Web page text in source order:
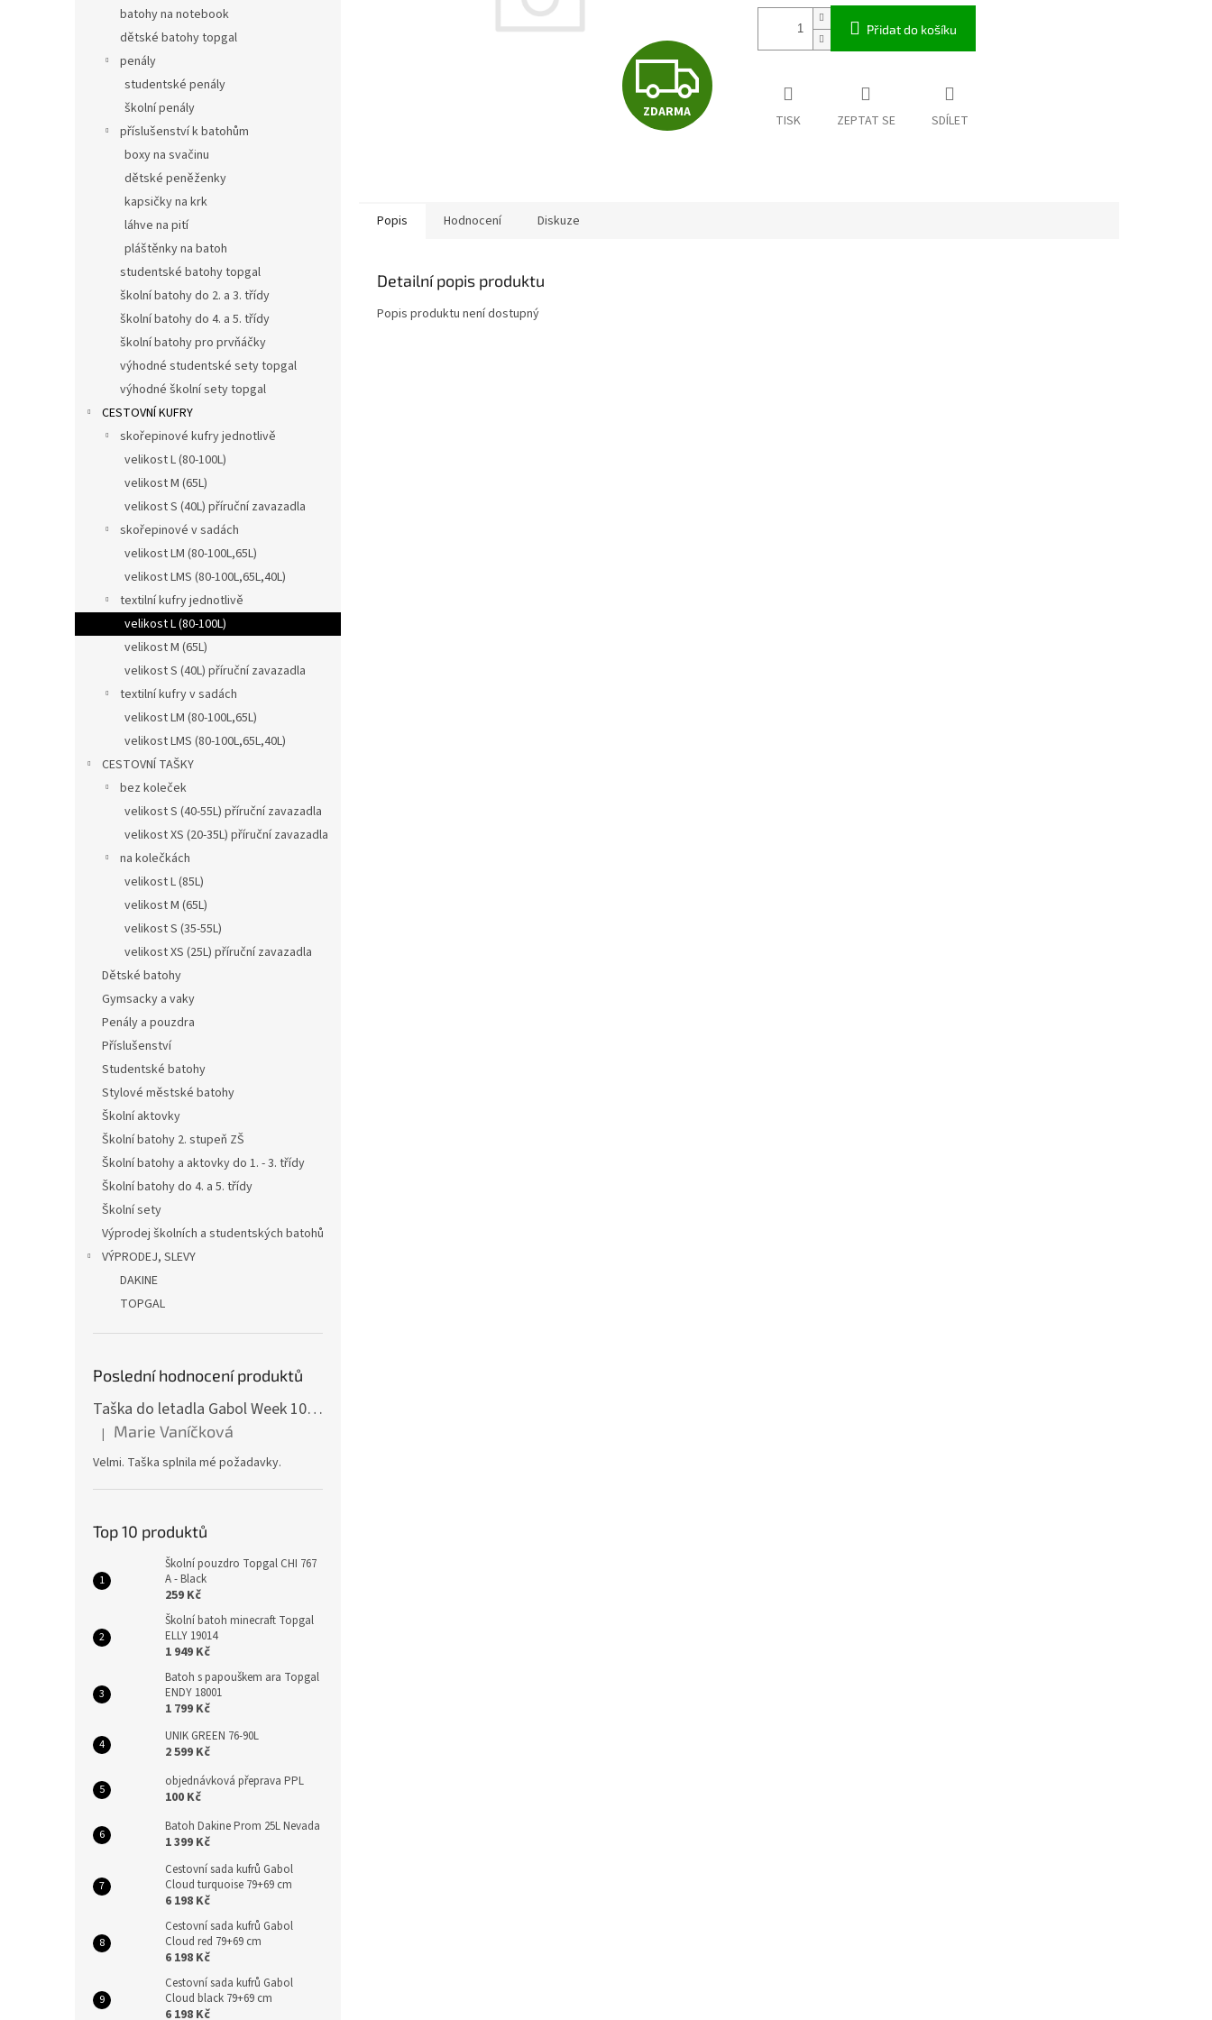
batohy na notebook
dětské batohy topgal
penály
studentské penály
školní penály
příslušenství k batohům
boxy na svačinu
dětské peněženky
kapsičky na krk
láhve na pití
pláštěnky na batoh
studentské batohy topgal
školní batohy do 2. a 3. třídy
školní batohy do 4. a 5. třídy
školní batohy pro prvňáčky
výhodné studentské sety topgal
výhodné školní sety topgal
CESTOVNÍ KUFRY
skořepinové kufry jednotlivě
velikost L (80-100L)
velikost M (65L)
velikost S (40L) příruční zavazadla
skořepinové v sadách
velikost LM (80-100L,65L)
velikost LMS (80-100L,65L,40L)
textilní kufry jednotlivě
velikost L (80-100L)
velikost M (65L)
velikost S (40L) příruční zavazadla
textilní kufry v sadách
velikost LM (80-100L,65L)
velikost LMS (80-100L,65L,40L)
CESTOVNÍ TAŠKY
bez koleček
velikost S (40-55L) příruční zavazadla
velikost XS (20-35L) příruční zavazadla
na kolečkách
velikost L (85L)
velikost M (65L)
velikost S (35-55L)
velikost XS (25L) příruční zavazadla
Dětské batohy
Gymsacky a vaky
Penály a pouzdra
Příslušenství
Studentské batohy
Stylové městské batohy
Školní aktovky
Školní batohy 2. stupeň ZŠ
Školní batohy a aktovky do 1. - 3. třídy
Školní batohy do 4. a 5. třídy
Školní sety
Výprodej školních a studentských batohů
VÝPRODEJ, SLEVY
DAKINE
TOPGAL
Poslední hodnocení produktů
Taška do letadla Gabol Week 100510 red
Hodnocení produktu je 5 z 5 hvězdiček.
| Marie Vaníčková
Velmi. Taška splnila mé požadavky.
Top 10 produktů
Školní pouzdro Topgal CHI 767
A - Black
259 Kč
Školní batoh minecraft Topgal
ELLY 19014
1 949 Kč
Batoh s papouškem ara Topgal
ENDY 18001
1 799 Kč
UNIK GREEN 76-90L
2 599 Kč
objednávková přeprava PPL
100 Kč
Batoh Dakine Prom 25L Nevada
1 399 Kč
Cestovní sada kufrů Gabol
Cloud turquoise 79+69 cm
6 198 Kč
Cestovní sada kufrů Gabol
Cloud red 79+69 cm
6 198 Kč
Cestovní sada kufrů Gabol
Cloud black 79+69 cm
6 198 Kč
Z
D
ZDARMA
Přidat do košíku
TISK ZEPTAT SE SDÍLET
Popis Hodnocení Diskuze
Detailní popis produktu
Popis produktu není dostupný